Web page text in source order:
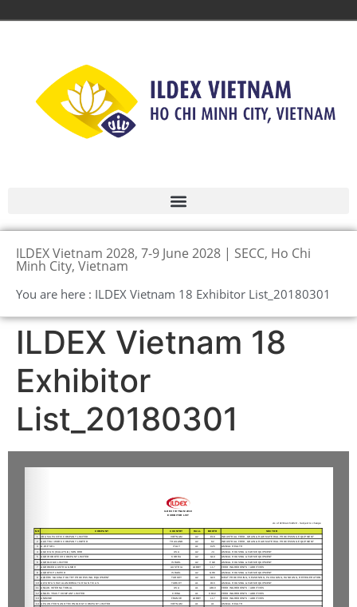
ILDEX Vietnam 2028, 7-9 June 2028 | SECC, Ho Chi
Minh City, Vietnam
You are here : ILDEX Vietnam 18 Exhibitor List_20180301
ILDEX Vietnam 18
Exhibitor
List_20180301